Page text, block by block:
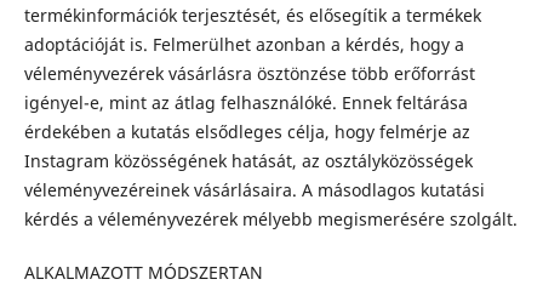
termékinformációk terjesztését, és elősegítik a termékek
adoptációját is. Felmerülhet azonban a kérdés, hogy a
véleményvezérek vásárlásra ösztönzése több erőforrást
igényel-e, mint az átlag felhasználóké. Ennek feltárása
érdekében a kutatás elsődleges célja, hogy felmérje az
Instagram közösségének hatását, az osztályközösségek
véleményvezéreinek vásárlásaira. A másodlagos kutatási
kérdés a véleményvezérek mélyebb megismerésére szolgált.
ALKALMAZOTT MÓDSZERTAN